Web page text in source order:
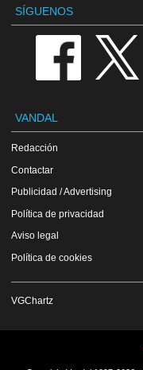
SÍGUENOS
VANDAL
Redacción
Contactar
Publicidad / Advertising
Política de privacidad
Aviso legal
Política de cookies
VGChartz